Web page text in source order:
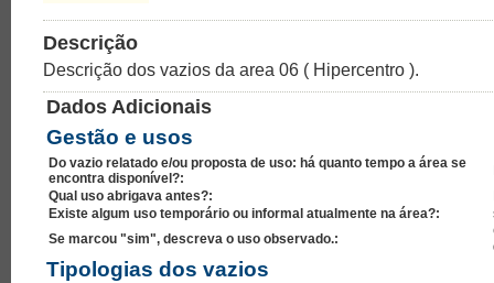
Descrição
Descrição dos vazios da area 06 ( Hipercentro ).
Dados Adicionais
Gestão e usos
Do vazio relatado e/ou proposta de uso: há quanto tempo a área se
encontra disponível?:
Qual uso abrigava antes?:
Existe algum uso temporário ou informal atualmente na área?:
Se marcou "sim", descreva o uso observado.:
Tipologias dos vazios